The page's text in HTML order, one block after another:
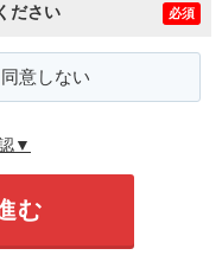
ださい 必須
同意しない
▼